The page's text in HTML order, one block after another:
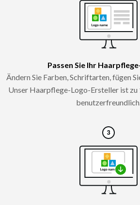
Passen Sie Ihr
Ändern Sie Farben, Schriftarten, fügen
Unser Haarpflege-Logo-Ersteller ist zu
benutzerfreundlich.